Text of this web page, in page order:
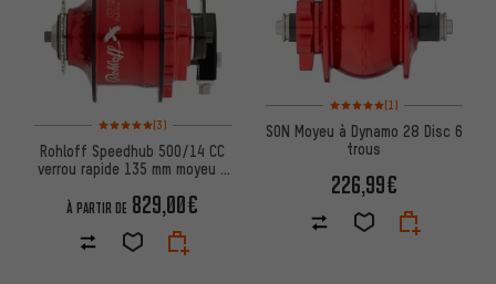
Note moyenne : 5 sur 5 d'après 3 avis
(3)
Rohloff Speedhub 500/14 CC
verrou rapide 135 mm moyeu à
À PARTIR DE 829,00€
Note moyenne : 5 sur 5
(1)
SON Moyeu à Dynamo 28 Disc 6
trous
226,99€